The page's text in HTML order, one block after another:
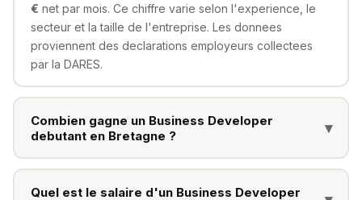
€ net par mois. Ce chiffre varie selon l'experience, le
secteur et la taille de l'entreprise. Les donnees
proviennent des declarations employeurs collectees
par la DARES.
Combien gagne un Business Developer
debutant en Bretagne ?
▾
Un Business Developer debutant (0-2 ans
d'experience) en Bretagne peut s'attendre a un salaire
Quel est le salaire d'un Business Developer